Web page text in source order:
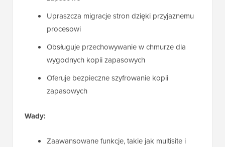
Upraszcza migracje stron dzięki przyjaznemu
procesowi
Obsługuje przechowywanie w chmurze dla
wygodnych kopii zapasowych
Oferuje bezpieczne szyfrowanie kopii
zapasowych
Wady:
Zaawansowane funkcje, takie jak multisite i